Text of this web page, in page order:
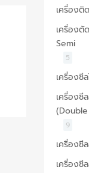
เครื่องติ
เครื่อง
Semi
5
เครื่องซี
เครื่อง
9
เครื่อง
เครื่องซี